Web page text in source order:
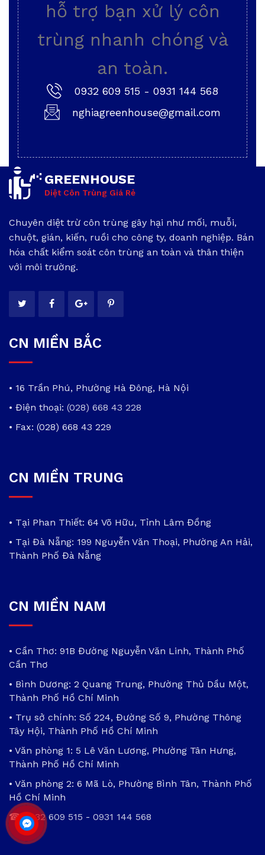
hỗ trợ bạn xử lý côn
trùng nhanh chóng và
an toàn.
0932 609 515 - 0931 144 568
nghiagreenhouse@gmail.com
GREENHOUSE
Diệt Côn Trùng Giá Rẻ
Chuyên diệt trừ côn trùng gây hại như mối, muỗi,
chuột, gián, kiến, ruồi cho công ty, doanh nghiệp. Bán
hóa chất kiểm soát côn trùng an toàn và thân thiện
với môi trường.
CN MIỀN BẮC
• 16 Trần Phú, Phường Hà Đông, Hà Nội
• Điện thoại: (028) 668 43 228
• Fax: (028) 668 43 229
CN MIỀN TRUNG
• Tại Phan Thiết: 64 Võ Hữu, Tỉnh Lâm Đồng
• Tại Đà Nẵng: 199 Nguyễn Văn Thoại, Phường An Hải,
Thành Phố Đà Nẵng
CN MIỀN NAM
• Cần Thơ: 91B Đường Nguyễn Văn Linh, Thành Phố
Cần Thơ
• Bình Dương: 2 Quang Trung, Phường Thủ Dầu Một,
Thành Phố Hồ Chí Minh
• Trụ sở chính: Số 224, Đường Số 9, Phường Thông
Tây Hội, Thành Phố Hồ Chí Minh
• Văn phòng 1: 5 Lê Văn Lương, Phường Tân Hưng,
Thành Phố Hồ Chí Minh
• Văn phòng 2: 6 Mã Lò, Phường Bình Tân, Thành Phố
Hồ Chí Minh
☎0932 609 515 - 0931 144 568